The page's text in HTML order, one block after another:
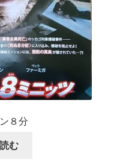
８分
む